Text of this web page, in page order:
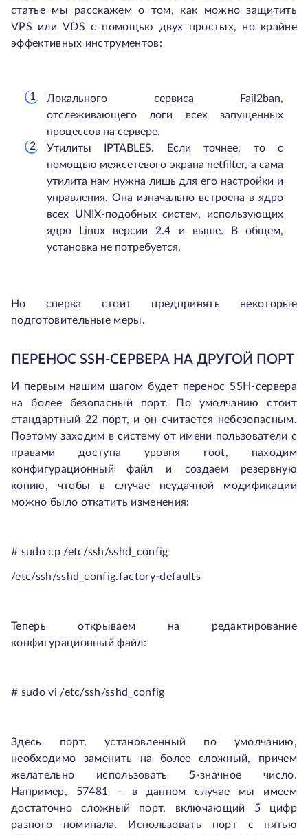
статье мы расскажем о том, как можно защитить
VPS или VDS с помощью двух простых, но крайне
эффективных инструментов:
Локального сервиса Fail2ban,
отслеживающего логи всех запущенных
процессов на сервере.
Утилиты IPTABLES. Если точнее, то с
помощью межсетевого экрана netfilter, а сама
утилита нам нужна лишь для его настройки и
управления. Она изначально встроена в ядро
всех UNIX-подобных систем, использующих
ядро Linux версии 2.4 и выше. В общем,
установка не потребуется.
Но сперва стоит предпринять некоторые
подготовительные меры.
ПЕРЕНОС SSH-СЕРВЕРА НА ДРУГОЙ ПОРТ
И первым нашим шагом будет перенос SSH-сервера
на более безопасный порт. По умолчанию стоит
стандартный 22 порт, и он считается небезопасным.
Поэтому заходим в систему от имени пользователи с
правами доступа уровня root, находим
конфигурационный файл и создаем резервную
копию, чтобы в случае неудачной модификации
можно было откатить изменения:
# sudo cp /etc/ssh/sshd_config
/etc/ssh/sshd_config.factory-defaults
Теперь открываем на редактирование
конфигурационный файл:
# sudo vi /etc/ssh/sshd_config
Здесь порт, установленный по умолчанию,
необходимо заменить на более сложный, причем
желательно использовать 5-значное число.
Например, 57481 – в данном случае мы имеем
достаточно сложный порт, включающий 5 цифр
разного номинала. Использовать порт с пятью